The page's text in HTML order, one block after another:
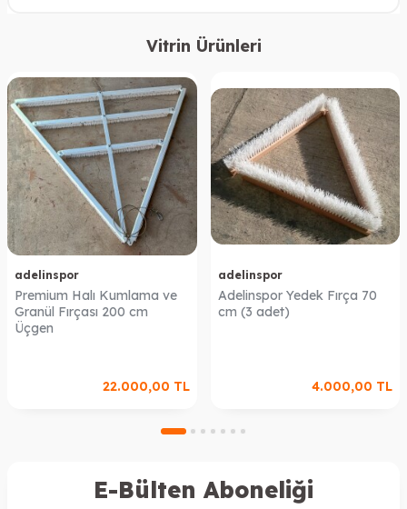
Vitrin Ürünleri
adelinspor
Premium Halı Kumlama ve
Granül Fırçası 200 cm
Üçgen
22.000,00 TL
adelinspor
Adelinspor Yedek Fırça 70
cm (3 adet)
4.000,00 TL
E-Bülten Aboneliği